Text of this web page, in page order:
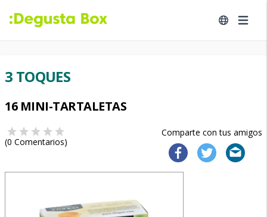
3 TOQUES
16 MINI-TARTALETAS
Comparte con tus amigos
(0 Comentarios)